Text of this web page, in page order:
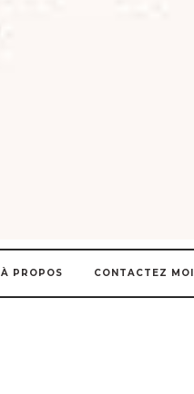
À PROPOS CONTACTEZ MOI